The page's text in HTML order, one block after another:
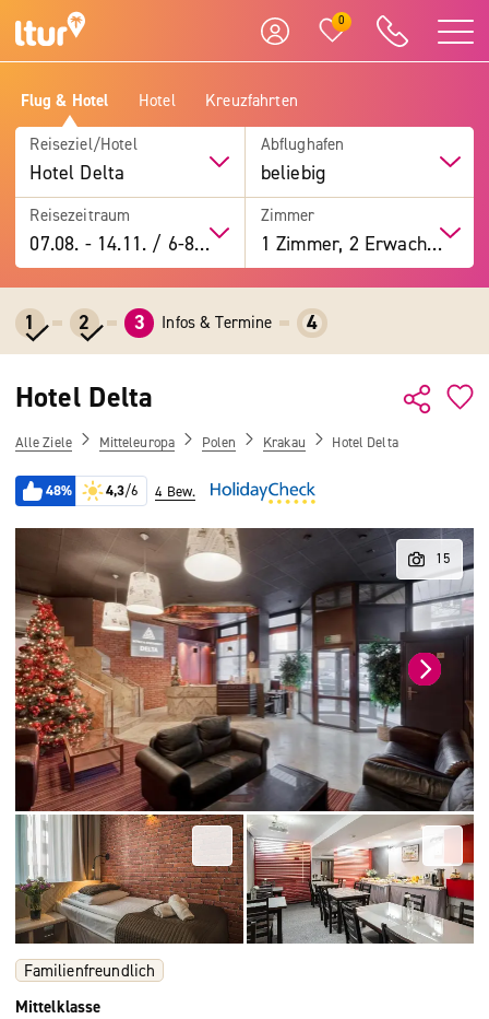
0
Flug & Hotel Hotel Kreuzfahrten
Reiseziel/Hotel
Hotel Delta
Abflughafen
beliebig
Reisezeitraum
07.08. -14.11. / 6-8 Tage
Zimmer
1 Zimmer, 2 Erwachsene
1 2 3 Infos & Termine 4
Hotel Delta
Alle Ziele Mitteleuropa Polen Krakau Hotel Delta
48% 4,3/6 4 Bew.
Familienfreundlich
Mittelklasse